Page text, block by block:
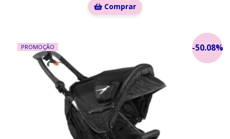
Comprar
-50.08%
PROMOÇÃO